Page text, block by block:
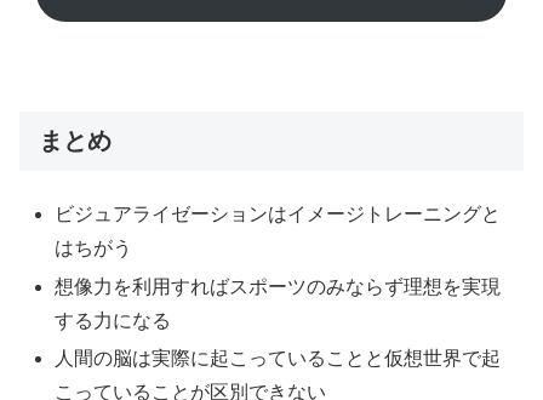
まとめ
ビジュアライゼーションはイメージトレーニングと
はちがう
想像力を利用すればスポーツのみならず理想を実現
する力になる
人間の脳は実際に起こっていることと仮想世界で起
こっていることが区別できない